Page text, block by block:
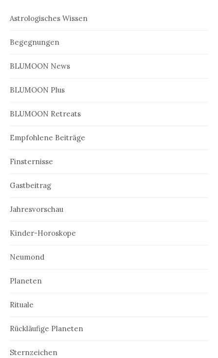
Astrologisches Wissen
Begegnungen
BLUMOON News
BLUMOON Plus
BLUMOON Retreats
Empfohlene Beiträge
Finsternisse
Gastbeitrag
Jahresvorschau
Kinder-Horoskope
Neumond
Planeten
Rituale
Rückläufige Planeten
Sternzeichen